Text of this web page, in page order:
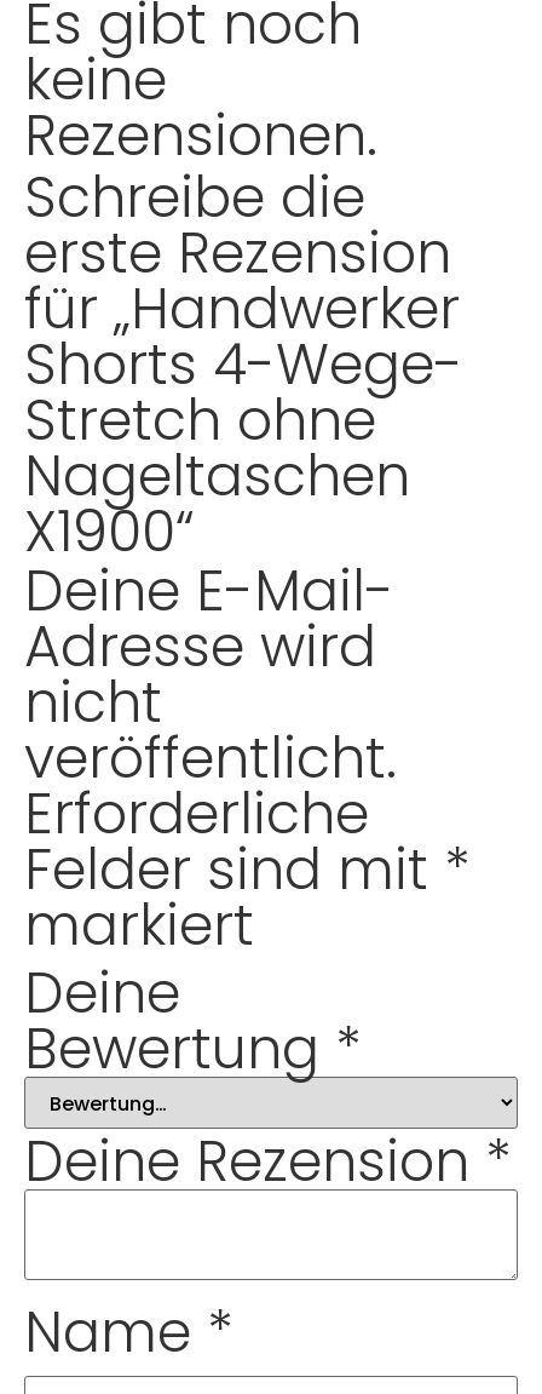
Es gibt noch
keine
Rezensionen.
Schreibe die
erste Rezension
für „Handwerker
Shorts 4-Wege-
Stretch ohne
Nageltaschen
X1900“
Deine E-Mail-
Adresse wird
nicht
veröffentlicht.
Erforderliche
Felder sind mit *
markiert
Deine
Bewertung *
Deine Rezension *
Name *